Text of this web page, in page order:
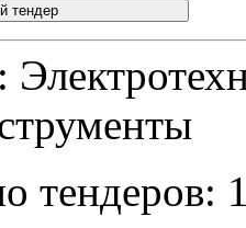
тендер
тендеров: